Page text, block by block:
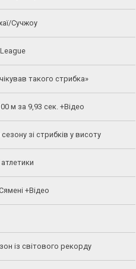
Сучжоу
такого стрибка»
м за 9,93 сек. +Відео
зі стрибків у висоту
+Відео
із світового рекорду